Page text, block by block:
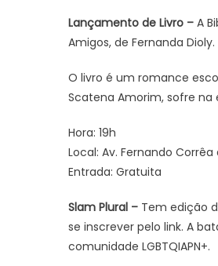
Lançamento de Livro – A
Amigos, de Fernanda
O livro é um romance
Scatena Amorim, sofre
Hora: 19h
Local: Av. Fernando
Entrada: Gratuita
Slam Plural – Tem edição
se inscrever pelo link. A
comunidade LGBTQIAPN+.